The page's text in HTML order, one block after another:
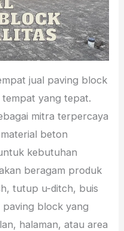
jual paving block
tempat yang tepat.
mitra terpercaya
beton
kebutuhan
beragam produk
tutup u-ditch, buis
block yang
halaman, atau area